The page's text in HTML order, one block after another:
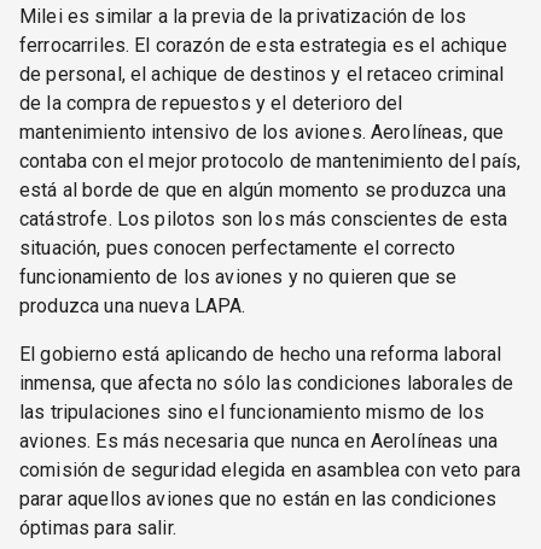
Milei es similar a la previa de la privatización de los
ferrocarriles. El corazón de esta estrategia es el achique
de personal, el achique de destinos y el retaceo criminal
de la compra de repuestos y el deterioro del
mantenimiento intensivo de los aviones. Aerolíneas, que
contaba con el mejor protocolo de mantenimiento del país,
está al borde de que en algún momento se produzca una
catástrofe. Los pilotos son los más conscientes de esta
situación, pues conocen perfectamente el correcto
funcionamiento de los aviones y no quieren que se
produzca una nueva LAPA.
El gobierno está aplicando de hecho una reforma laboral
inmensa, que afecta no sólo las condiciones laborales de
las tripulaciones sino el funcionamiento mismo de los
aviones. Es más necesaria que nunca en Aerolíneas una
comisión de seguridad elegida en asamblea con veto para
parar aquellos aviones que no están en las condiciones
óptimas para salir.